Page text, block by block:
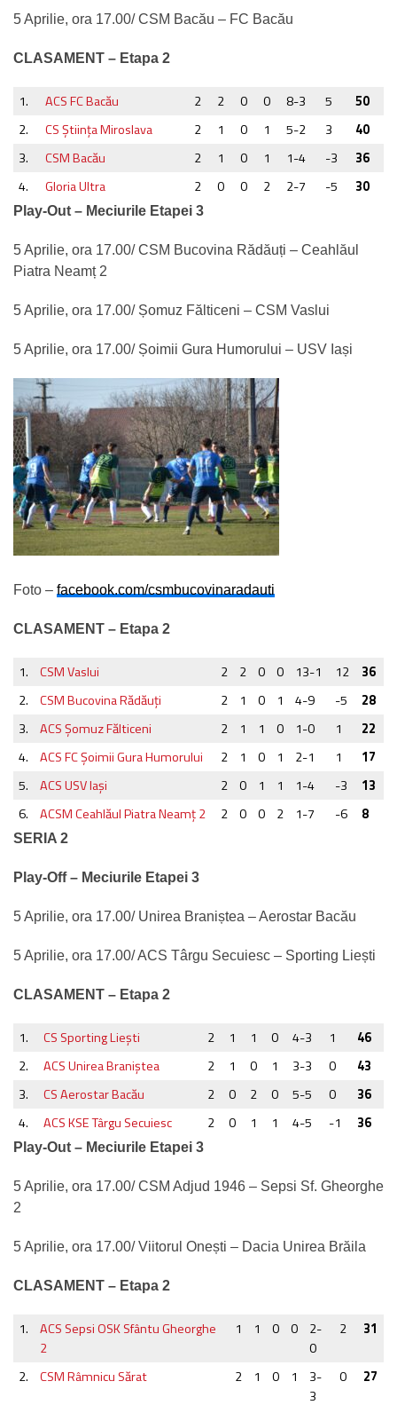
5 Aprilie, ora 17.00/ CSM Bacău – FC Bacău
CLASAMENT – Etapa 2
1. ACS FC Bacău 2 2 0 0 8-3 5
50
2.
CS Ştiinţa Miroslava 2 1 0 1 5-2 3
40
3.
CSM Bacău 2 1 0 1 1-4 -3
36
4.
Gloria Ultra 2 0 0 2 2-7 -5 30
Play-Out – Meciurile Etapei 3
5 Aprilie, ora 17.00/ CSM Bucovina Rădăuți – Ceahlăul
Piatra Neamț 2
5 Aprilie, ora 17.00/ Șomuz Fălticeni – CSM Vaslui
5 Aprilie, ora 17.00/ Șoimii Gura Humorului – USV Iași
Foto – facebook.com/csmbucovinaradauti
CLASAMENT – Etapa 2
1. CSM Vaslui 2 2 0 0 13-1 12
36
2.
CSM Bucovina Rădăuţi 2 1 0 1 4-9 -5
28
3.
ACS Şomuz Fălticeni 2 1 1 0 1-0 1
22
4.
ACS FC Şoimii Gura Humorului 2 1 0 1 2-1 1
17
5.
ACS USV Iaşi 2 0 1 1 1-4 -3
13
6.
ACSM Ceahlăul Piatra Neamţ 2 2 0 0 2 1-7 -6 8
SERIA 2
Play-Off – Meciurile Etapei 3
5 Aprilie, ora 17.00/ Unirea Braniștea – Aerostar Bacău
5 Aprilie, ora 17.00/ ACS Târgu Secuiesc – Sporting Liești
CLASAMENT – Etapa 2
1. CS Sporting Lieşti 2 1 1 0 4-3 1
46
2.
ACS Unirea Braniştea 2 1 0 1 3-3 0
43
3.
CS Aerostar Bacău 2 0 2 0 5-5 0
36
4.
ACS KSE Târgu Secuiesc 2 0 1 1 4-5 -1 36
Play-Out – Meciurile Etapei 3
5 Aprilie, ora 17.00/ CSM Adjud 1946 – Sepsi Sf. Gheorghe
2
5 Aprilie, ora 17.00/ Viitorul Onești – Dacia Unirea Brăila
CLASAMENT – Etapa 2
1.
ACS Sepsi OSK Sfântu Gheorghe
2
1 1 0 0
2-
0
2 31
2. CSM Râmnicu Sărat 2 1 0 1
3-
3
0 27